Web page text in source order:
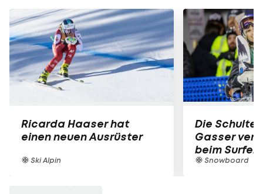
Ricarda Haaser hat
einen neuen Ausrüster
Ski Alpin
Die
Gasser
beim Surfen
Snowboard